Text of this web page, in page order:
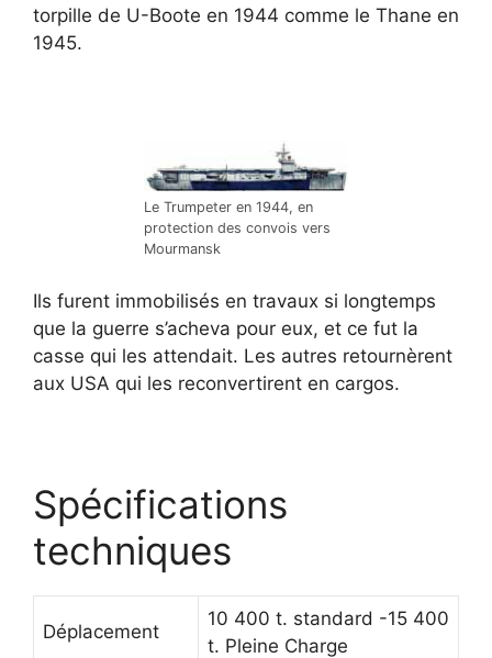
torpille de U-Boote en 1944 comme le Thane en
1945.
Le Trumpeter en 1944, en
protection des convois vers
Mourmansk
Ils furent immobilisés en travaux si longtemps
que la guerre s’acheva pour eux, et ce fut la
casse qui les attendait. Les autres retournèrent
aux USA qui les reconvertirent en cargos.
Spécifications
techniques
Déplacement
10 400 t. standard -15 400
t. Pleine Charge